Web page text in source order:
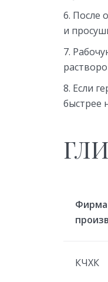
После
и
Если
быстрее
КЧХК